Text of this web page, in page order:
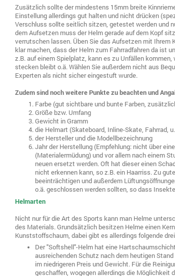
Zusätzlich sollte der mindestens 15mm breite
Einstellung allerdings gut halten und nicht drücken
Verschluss sollte seitlich sitzen, getestet werden und
dem Aufsetzen muss der Helm gerade auf dem Kopf
verrutschen lassen. Üben Sie das Aufsetzen mit Ihrem
klar machen, dass der Helm zum Fahrradfahren da ist
z.B. auf einem Spielplatz, kann es zu Unfällen
stecken bleibt o.ä. Wählen Sie außerdem nicht aus
Experten als nicht sicher eingestuft wurde.
Zudem sind noch weitere Punkte zu beachten und
Farbe (gut sichtbare und bunte Farben,
Größe bzw. Umfang
Gewicht in Gramm
die Helmart (Skateboard, Inline-Skate, Fahrrad,
der Hersteller und die Modellbezeichnung
Jahr der Herstellung (Empfehlung: nicht über
(Materialermüdung) und vor allem nach einem
neuen ersetzt werden. Oft hat dieser einen
nicht erkennen kann, so z.B. ein Haarriss. Zu
beeinträchtigen und außerdem
o.ä. geschlossen werden sollten, so dass
Helmarten
Nicht nur für die Art des Sports kann man Helme
des Materials. Grundsätzlich besitzen Helme einen
Kunststoffschaum, dabei gibt es allerdings folgende
Der "Softshell"-Helm hat eine
ausreichenden Schutz nach dem heutigen
im niedrigeren Preis und Gewicht. Für die
geschaffen, wogegen allerdings die Möglichkeit